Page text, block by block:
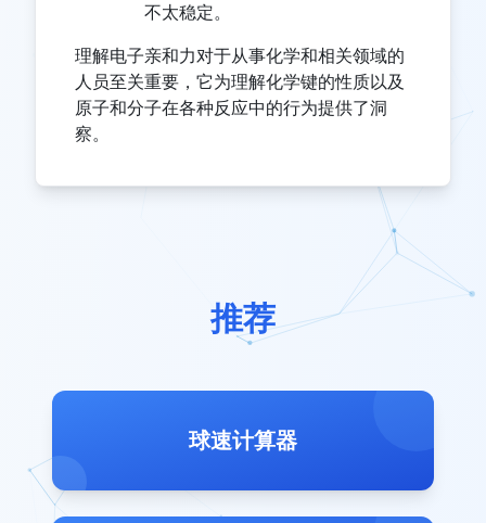
不太稳定。
理解电子亲和力对于从事化学和相关领域的
人员至关重要，它为理解化学键的性质以及
原子和分子在各种反应中的行为提供了洞
察。
推荐
球速计算器